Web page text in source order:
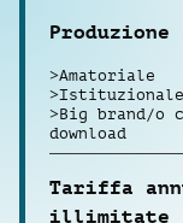
>Amatoriale
>Istituzionale
>Big brand/o
download
Tariffa
illimitate